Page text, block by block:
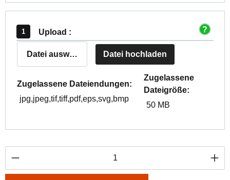
Upload :
Datei auswählen Datei hochladen
Zugelassene Dateiendungen:
jpg,jpeg,tif,tiff,pdf,eps,svg,bmp
Zugelassene
Dateigröße:
50 MB
Produkt Anzahl: Gib den gewünschten